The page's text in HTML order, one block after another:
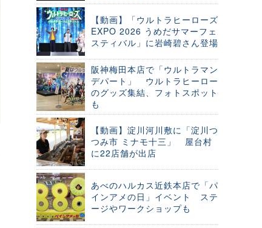
【動画】「ウルトラヒーローズ
EXPO 2026 うめだサマーフェ
スティバル」に岩崎碧さん登場
阪神梅田本店で「ウルトラマン
デパート」 ウルトラヒーロー
のグッズ集結、フォトスポット
も
【動画】淀川河川敷に「淀川つ
つみ市 ミナモ十三」 屋台村
に22店舗が出店
あべのハルカス近鉄本店で「パ
インアメの日」イベント ステ
ージやワークショップも